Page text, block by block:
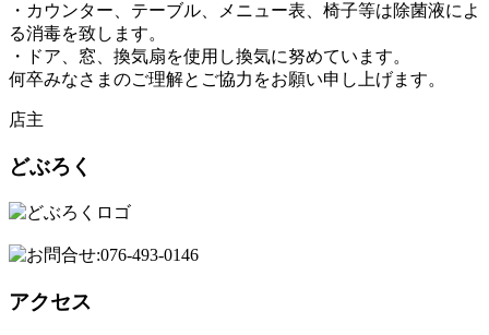
・カウンター、テーブル、メニュー表、椅子等は除菌液によ
る消毒を致します。
・ドア、窓、換気扇を使用し換気に努めています。
何卒みなさまのご理解とご協力をお願い申し上げます。
店主
どぶろく
アクセス